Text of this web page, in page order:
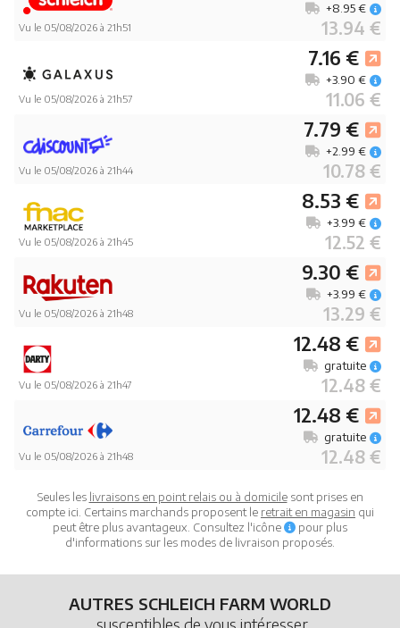
Vu le 05/08/2026 à 21h51 13.94 €
+8.95 €
Vu le 05/08/2026 à 21h57
7.16 €
11.06 €
+3.90 €
Vu le 05/08/2026 à 21h44
7.79 €
10.78 €
+2.99 €
Vu le 05/08/2026 à 21h45
8.53 €
12.52 €
+3.99 €
Vu le 05/08/2026 à 21h48
9.30 €
13.29 €
+3.99 €
Vu le 05/08/2026 à 21h47
12.48 €
12.48 €
gratuite
Vu le 05/08/2026 à 21h48
12.48 €
12.48 €
gratuite
Seules les livraisons en point relais ou à domicilesont prises en
compte ici. Certains marchands proposent le retrait en magasin qui
peut être plus avantageux. Consultez l'icône
pour plus
d'informations sur les modes de livraison proposés.
AUTRES SCHLEICH FARM WORLD